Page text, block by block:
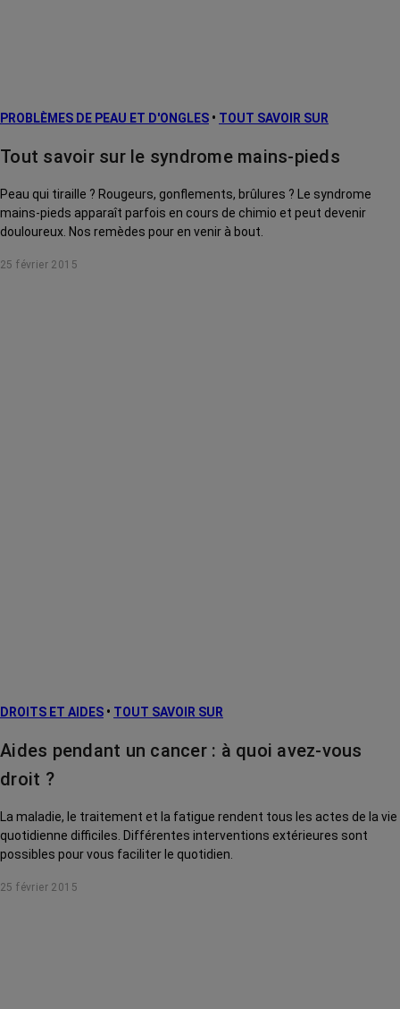
PROBLÈMES DE PEAU ET D'ONGLES • TOUT SAVOIR SUR
Tout savoir sur le syndrome mains-pieds
Peau qui tiraille ? Rougeurs, gonflements, brûlures ? Le syndrome
mains-pieds apparaît parfois en cours de chimio et peut devenir
douloureux. Nos remèdes pour en venir à bout.
25 février 2015
DROITS ET AIDES • TOUT SAVOIR SUR
Aides pendant un cancer : à quoi avez-vous
droit ?
La maladie, le traitement et la fatigue rendent tous les actes de la vie
quotidienne difficiles. Différentes interventions extérieures sont
possibles pour vous faciliter le quotidien.
25 février 2015